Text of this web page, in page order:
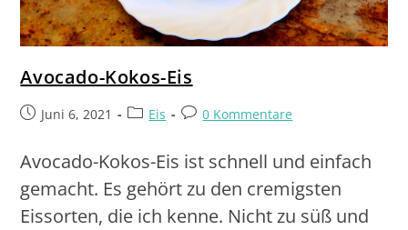
Avocado-Kokos-Eis
Juni 6, 2021 Eis 0 Kommentare
Avocado-Kokos-Eis ist schnell und einfach
gemacht. Es gehört zu den cremigsten
Eissorten, die ich kenne. Nicht zu süß und